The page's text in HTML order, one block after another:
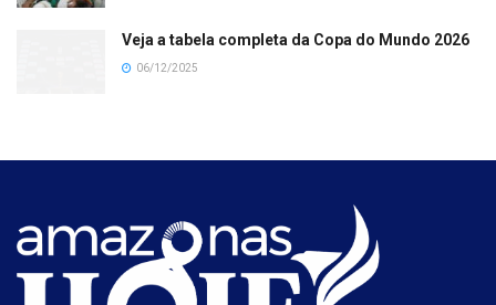
Veja a tabela completa da Copa do Mundo 2026
06/12/2025